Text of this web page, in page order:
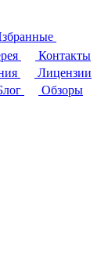
Контакты
Лицензии
Обзоры